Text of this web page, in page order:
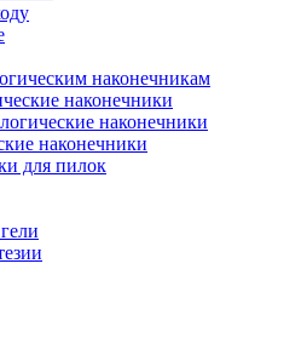
наконечникам
наконечники
наконечники
наконечники
для пилок